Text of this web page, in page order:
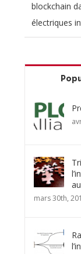
blockchain
électriques
mars 30th,